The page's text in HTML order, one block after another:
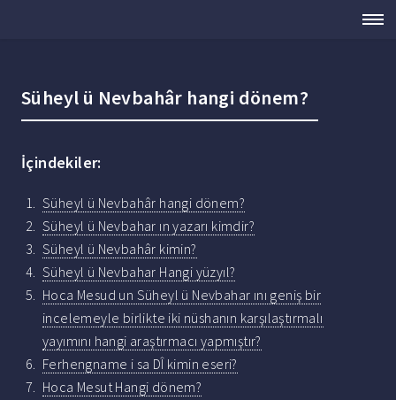
Süheyl ü Nevbahâr hangi dönem?
İçindekiler:
Süheyl ü Nevbahâr hangi dönem?
Süheyl ü Nevbahar ın yazarı kimdir?
Süheyl ü Nevbahâr kimin?
Süheyl ü Nevbahar Hangi yüzyıl?
Hoca Mesud un Süheyl ü Nevbahar ını geniş bir
incelemeyle birlikte iki nüshanın karşılaştırmalı
yayımını hangi araştırmacı yapmıştır?
Ferhengname i sa DÎ kimin eseri?
Hoca Mesut Hangi dönem?